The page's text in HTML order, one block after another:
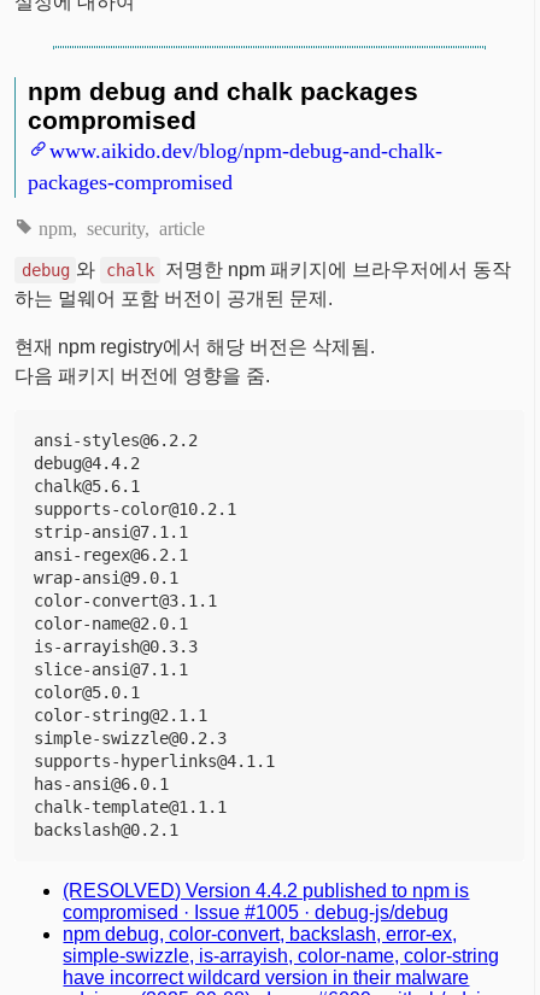
npm debug and chalk packages
compromised
www.aikido.dev/blog/npm-debug-and-chalk-
packages-compromised
npm security article
debug 와 chalk
저명한 npm 패키지에 브라우저에서 동작
하는 멀웨어 포함 버전이 공개된 문제.
현재 npm registry에서 해당 버전은 삭제됨.
다음 패키지 버전에 영향을 줌.
ansi-styles@6.2.2
debug@4.4.2
chalk@5.6.1
supports-color@10.2.1
strip-ansi@7.1.1
ansi-regex@6.2.1
wrap-ansi@9.0.1
color-convert@3.1.1
color-name@2.0.1
is-arrayish@0.3.3
slice-ansi@7.1.1
color@5.0.1
color-string@2.1.1
simple-swizzle@0.2.3
supports-hyperlinks@4.1.1
has-ansi@6.0.1
chalk-template@1.1.1
backslash@0.2.1
(RESOLVED) Version 4.4.2 published to npm is
compromised · Issue #1005 · debug-js/debug
npm debug, color-convert, backslash, error-ex,
simple-swizzle, is-arrayish, color-name, color-string
have incorrect wildcard version in their malware